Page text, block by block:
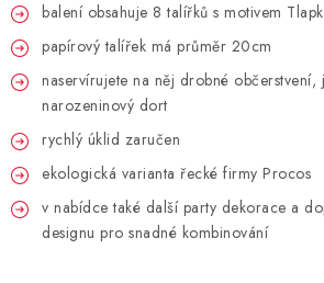
HELIUM NA BALÓNKY
LAMPIONY
OSLAVA PODLE BAREV
PARTY FOTOKOUTEK
PIŇATY
balení obsahuje 8 talířků s motivem
papírový talířek má průměr 20cm
naservírujete na něj drobné občerstvení,
narozeninový dort
rychlý úklid zaručen
ekologická varianta řecké firmy Procos
v nabídce také další party dekorace a
designu pro snadné kombinování